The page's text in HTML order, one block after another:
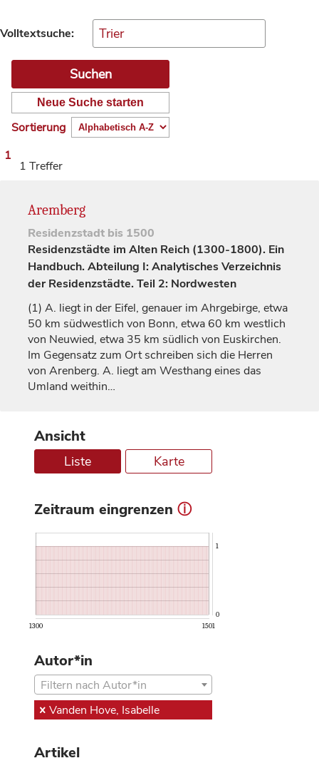
Volltextsuche:
Neue Suche starten
Sortierung
1
1 Treffer
Aremberg
Residenzstadt bis 1500
Residenzstädte im Alten Reich (1300-1800). Ein
Handbuch. Abteilung I: Analytisches Verzeichnis
der Residenzstädte. Teil 2: Nordwesten
(1) A. liegt in der Eifel, genauer im Ahrgebirge, etwa
50 km südwestlich von Bonn, etwa 60 km westlich
von Neuwied, etwa 35 km südlich von Euskirchen.
Im Gegensatz zum Ort schreiben sich die Herren
von Arenberg. A. liegt am Westhang eines das
Umland weithin…
Ansicht
Liste Karte
Zeitraum eingrenzen ⓘ
1300 1501
0
1
Autor*in
Filtern nach Autor*in
Vanden Hove, Isabelle
Artikel